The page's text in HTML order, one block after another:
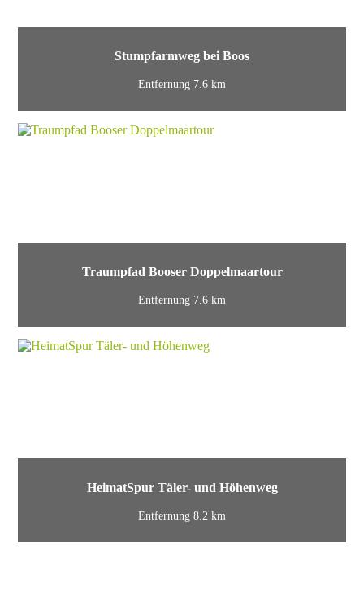
Stumpfarmweg bei Boos
Entfernung 7.6 km
Traumpfad Booser Doppelmaartour
Entfernung 7.6 km
HeimatSpur Täler- und Höhenweg
Entfernung 8.2 km